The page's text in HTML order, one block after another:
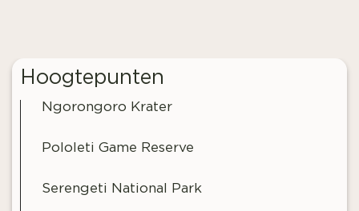
Hoogtepunten
Ngorongoro Krater
Pololeti Game Reserve
Serengeti National Park